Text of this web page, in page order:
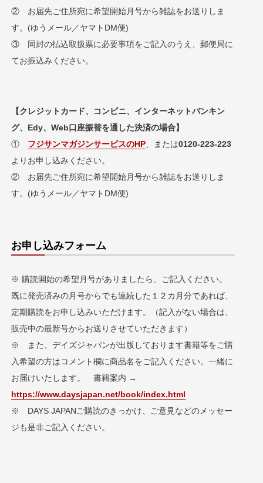
② お届先ご住所宛に希望開始月号から雑誌をお送りしま
す。(ゆうメール／ヤマトDM便)
③ 同封の払込取扱票に必要事項をご記入のうえ、郵便局に
てお振込みください。
【クレジットカード、コンビニ、インターネットバンキン
グ、Edy、Web口座振替を通した決済の場合】
① フジサンマガジンサービスのHP 、または0120-223-223
よりお申し込みください。
② お届先ご住所宛に希望開始月号から雑誌をお送りしま
す。(ゆうメール／ヤマトDM便)
お申し込みフォーム
※ 購読開始の希望月号がありましたら、ご記入ください。
既に発売済みの月号からでも連続した１２カ月分であれば、
定期購読をお申し込みいただけます。（記入がない場合は、
販売中の最新号からお送りさせていただきます）
※ また、デイズジャパンが出版しております書籍等をご購
入希望の方はコメント欄に商品名をご記入ください。一緒に
お届けいたします。 書籍案内 →
https://www.daysjapan.net/book/index.html
※ DAYS JAPANご購読のきっかけ、ご意見などのメッセー
ジも是非ご記入ください。